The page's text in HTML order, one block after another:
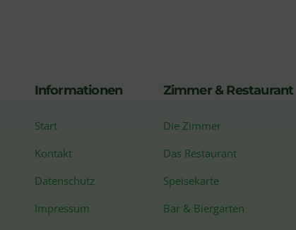
Informationen
Start
Kontakt
Datenschutz
Impressum
Zimmer & Restaurant
Die Zimmer
Das Restaurant
Speisekarte
Bar & Biergarten